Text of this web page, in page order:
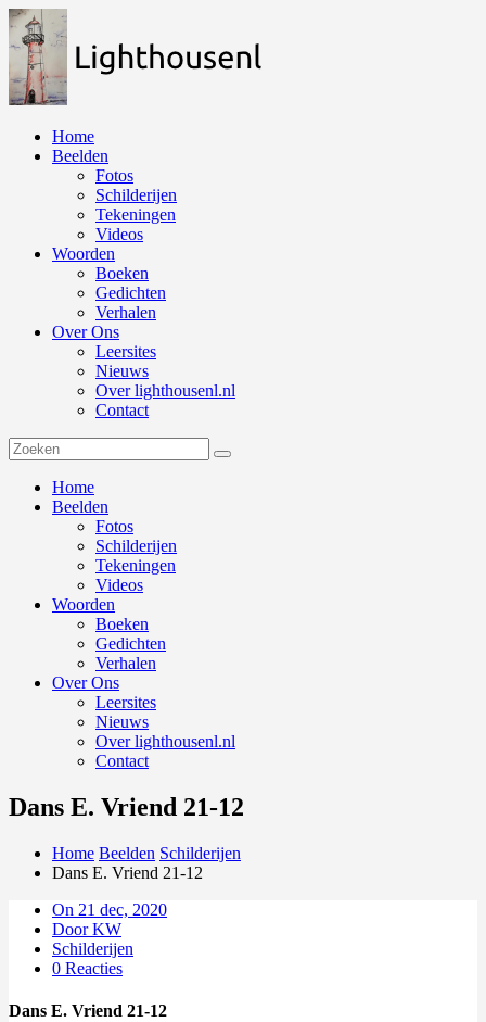
Naar
de
inhoud
springen
Home
Beelden
Fotos
Schilderijen
Tekeningen
Videos
Woorden
Boeken
Gedichten
Verhalen
Over Ons
Leersites
Nieuws
Over lighthousenl.nl
Contact
Home
Beelden
Fotos
Schilderijen
Tekeningen
Videos
Woorden
Boeken
Gedichten
Verhalen
Over Ons
Leersites
Nieuws
Over lighthousenl.nl
Contact
Dans E. Vriend 21-12
Home Beelden Schilderijen
Dans E. Vriend 21-12
On 21 dec, 2020
Door KW
Schilderijen
0 Reacties
Dans E. Vriend 21-12